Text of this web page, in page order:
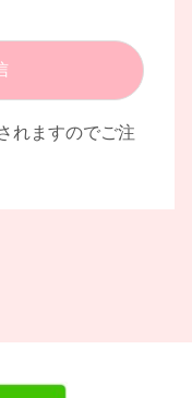
れますのでご注